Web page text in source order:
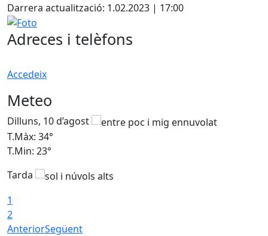
Darrera actualització: 1.02.2023 | 17:00
Foto
Adreces i telèfons
Accedeix
Meteo
Dilluns, 10 d’agost
T.Màx: 34°
T.Min: 23°
Tarda
1
2
AnteriorSegüent